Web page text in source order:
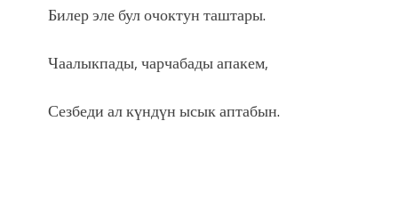
Билер эле бул очоктун таштары.
Чаалыкпады, чарчабады апакем,
Сезбеди ал күндүн ысык аптабын.